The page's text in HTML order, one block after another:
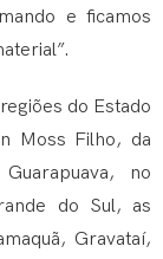
e ficamos
do Estado
Moss Filho, da
no
do Sul, as
Gravataí,